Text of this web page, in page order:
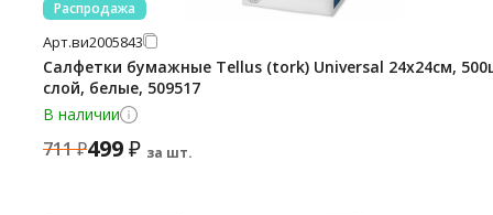
Распродажа
Арт.ви2005843
Салфетки бумажные Tellus (tork) Universal 24х24см,
слой, белые, 509517
В наличии
711₽499₽ за шт.